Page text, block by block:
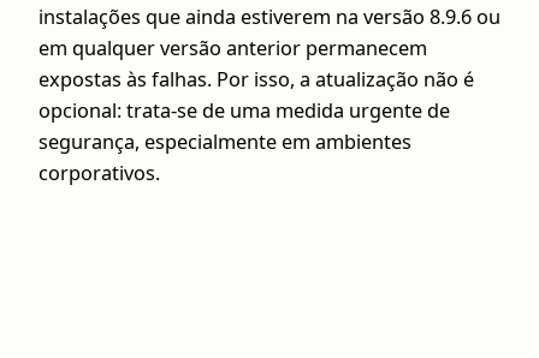
instalações que ainda estiverem na versão 8.9.6 ou
em qualquer versão anterior permanecem
expostas às falhas. Por isso, a atualização não é
opcional: trata-se de uma medida urgente de
segurança, especialmente em ambientes
corporativos.